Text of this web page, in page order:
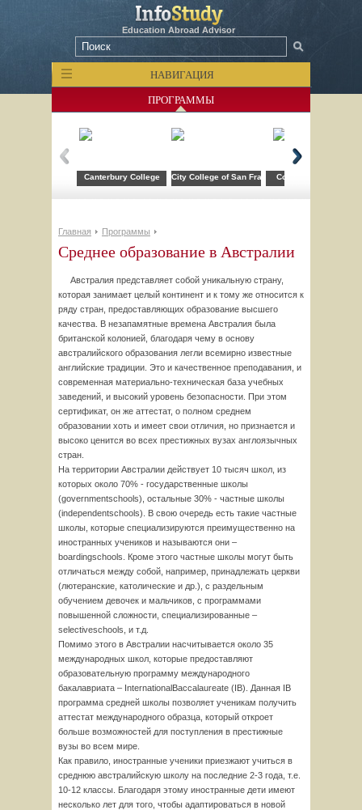
Education Abroad Advisor
НАВИГАЦИЯ
ПРОГРАММЫ
Canterbury College City College of San FranciscoCollegium Civitas
Главная Программы
Среднее образование в Австралии
Австралия представляет собой уникальную страну,
которая занимает целый континент и к тому же относится к
ряду стран, предоставляющих образование высшего
качества. В незапамятные времена Австралия была
британской колонией, благодаря чему в основу
австралийского образования легли всемирно известные
английские традиции. Это и качественное преподавания, и
современная материально-техническая база учебных
заведений, и высокий уровень безопасности. При этом
сертификат, он же аттестат, о полном среднем
образовании хоть и имеет свои отличия, но признается и
высоко ценится во всех престижных вузах англоязычных
стран.
На территории Австралии действует 10 тысяч школ, из
которых около 70% - государственные школы
(governmentschools), остальные 30% - частные школы
(independentschools). В свою очередь есть такие частные
школы, которые специализируются преимущественно на
иностранных учеников и называются они –
boardingschools. Кроме этого частные школы могут быть
отличаться между собой, например, принадлежать церкви
(лютеранские, католические и др.), с раздельным
обучением девочек и мальчиков, с программами
повышенной сложности, специализированные –
selectiveschools, и т.д.
Помимо этого в Австралии насчитывается около 35
международных школ, которые предоставляют
образовательную программу международного
бакалавриата – InternationalBaccalaureate (IB). Данная IB
программа средней школы позволяет ученикам получить
аттестат международного образца, который откроет
больше возможностей для поступления в престижные
вузы во всем мире.
Как правило, иностранные ученики приезжают учиться в
среднюю австралийскую школу на последние 2-3 года, т.е.
10-12 классы. Благодаря этому иностранные дети имеют
несколько лет для того, чтобы адаптироваться в новой